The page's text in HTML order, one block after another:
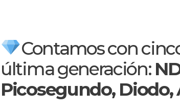
Contamos con
última generación:
Picosegundo, Diodo,